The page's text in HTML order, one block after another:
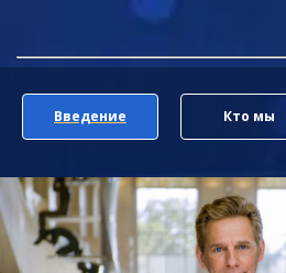
Введение Кто мы